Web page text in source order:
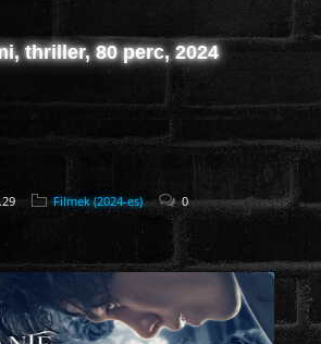
thriller, 80 perc, 2024
Filmek (2024-es) 0